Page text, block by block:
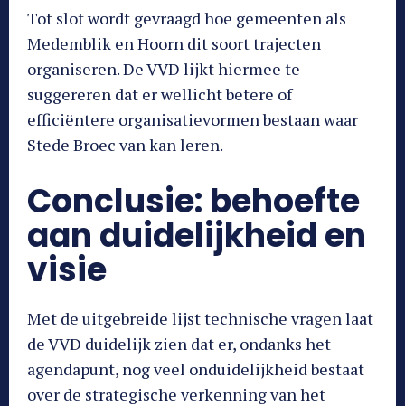
Tot slot wordt gevraagd hoe gemeenten als
Medemblik en Hoorn dit soort trajecten
organiseren. De VVD lijkt hiermee te
suggereren dat er wellicht betere of
efficiëntere organisatievormen bestaan waar
Stede Broec van kan leren.
Conclusie: behoefte
aan duidelijkheid en
visie
Met de uitgebreide lijst technische vragen laat
de VVD duidelijk zien dat er, ondanks het
agendapunt, nog veel onduidelijkheid bestaat
over de strategische verkenning van het